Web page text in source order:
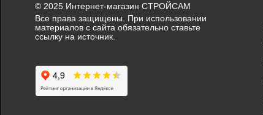
© 2025 Интернет-магазин СТРОЙСАМ
Все права защищены. При использовании
материалов с сайта обязательно ставьте
ссылку на источник.